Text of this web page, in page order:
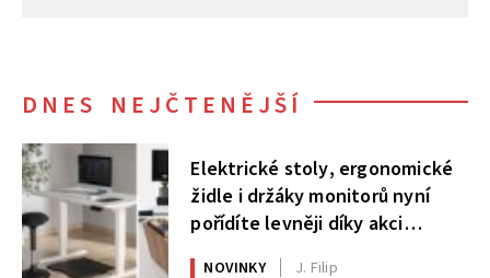
DNES NEJČTENĚJŠÍ
Elektrické stoly, ergonomické
židle i držáky monitorů nyní
pořídíte levněji díky akci
AlzaErgo
NOVINKY J. Filip